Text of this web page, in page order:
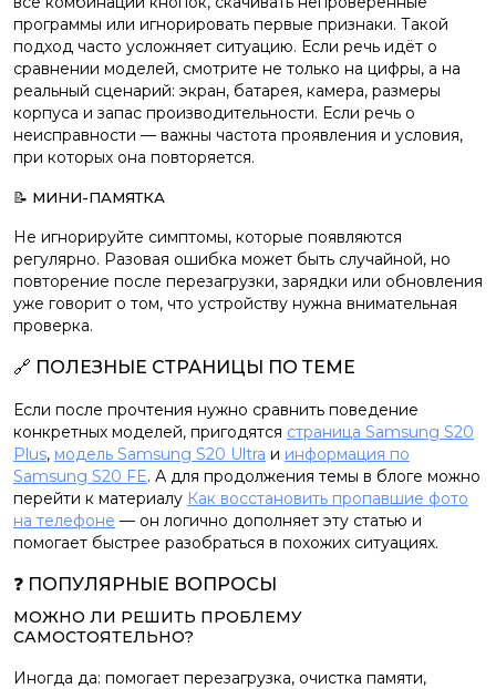
программы или игнорировать первые признаки. Такой
подход часто усложняет ситуацию. Если речь идёт о
сравнении моделей, смотрите не только на цифры, а на
реальный сценарий: экран, батарея, камера, размеры
корпуса и запас производительности. Если речь о
неисправности — важны частота проявления и условия,
при которых она повторяется.
📝 МИНИ-ПАМЯТКА
Не игнорируйте симптомы, которые появляются
регулярно. Разовая ошибка может быть случайной, но
повторение после перезагрузки, зарядки или обновления
уже говорит о том, что устройству нужна внимательная
проверка.
🔗 ПОЛЕЗНЫЕ СТРАНИЦЫ ПО ТЕМЕ
Если после прочтения нужно сравнить поведение
конкретных моделей, пригодятся страница Samsung S20
Plus, модель Samsung S20 Ultra и информация по
Samsung S20 FE. А для продолжения темы в блоге можно
перейти к материалу Как восстановить пропавшие фото
на телефоне — он логично дополняет эту статью и
помогает быстрее разобраться в похожих ситуациях.
❓ ПОПУЛЯРНЫЕ ВОПРОСЫ
МОЖНО ЛИ РЕШИТЬ ПРОБЛЕМУ
САМОСТОЯТЕЛЬНО?
Иногда да: помогает перезагрузка, очистка памяти,